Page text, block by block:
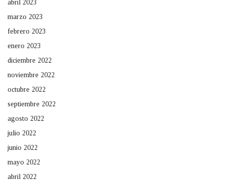
abril 2023
marzo 2023
febrero 2023
enero 2023
diciembre 2022
noviembre 2022
octubre 2022
septiembre 2022
agosto 2022
julio 2022
junio 2022
mayo 2022
abril 2022